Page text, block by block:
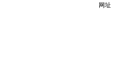
网址